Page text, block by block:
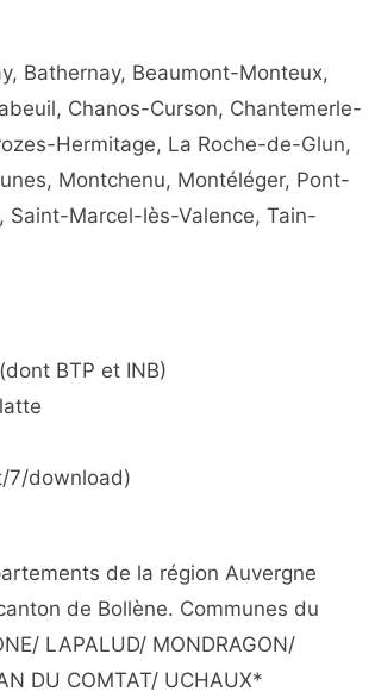
Bathernay, Beaumont-Monteux,
Chanos-Curson, Chantemerle-
Hermitage, La Roche-de-Glun,
Montchenu, Montéléger, Pont-
Marcel-lès-Valence, Tain-
BTP et INB)
7/download)
de la région Auvergne
de Bollène. Communes du
LAPALUD/ MONDRAGON/
DU COMTAT/ UCHAUX*